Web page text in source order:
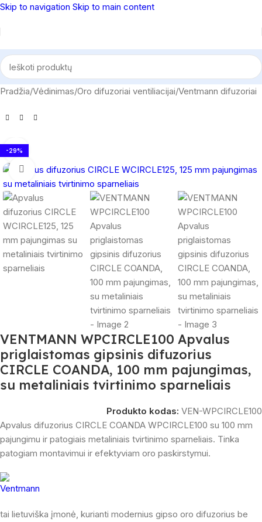
Skip to navigation Skip to main content
Pradžia/Vėdinimas/Oro difuzoriai ventiliacijai/Ventmann difuzoriai
-29%
Spustelėkite, norėdami padidinti
VENTMANN WPCIRCLE100 Apvalus
priglaistomas gipsinis difuzorius
CIRCLE COANDA, 100 mm pajungimas,
su metaliniais tvirtinimo sparneliais
Produkto kodas: VEN-WPCIRCLE100
Apvalus difuzorius CIRCLE COANDA WPCIRCLE100 su 100 mm
pajungimu ir patogiais metaliniais tvirtinimo sparneliais. Tinka
patogiam montavimui ir efektyviam oro paskirstymui.
tai lietuviška įmonė, kurianti modernius gipso oro difuzorius be